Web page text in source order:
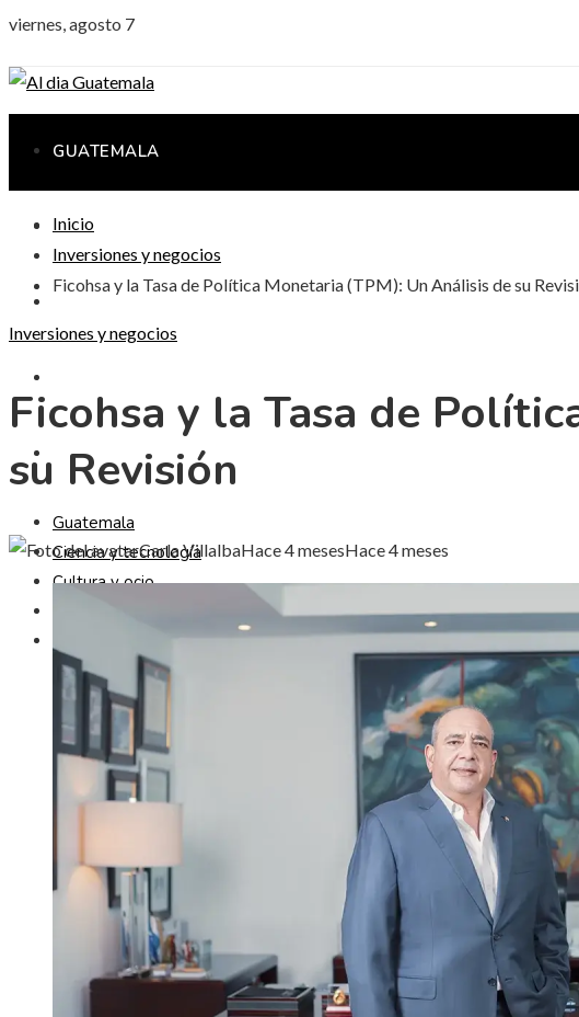
viernes, agosto 7
GUATEMALA
CIENCIA Y TECNOLOGÍA
INVERSIONES Y NEGOCIOS
Guatemala
Ciencia y tecnología
Cultura y ocio
Inversiones y negocios
Inicio
Inversiones y negocios
Ficohsa y la Tasa de Política Monetaria (TPM): Un Análisis de su
Inversiones y negocios
Ficohsa y la Tasa de
su Revisión
Carla VillalbaHace 4 mesesHace 4 meses